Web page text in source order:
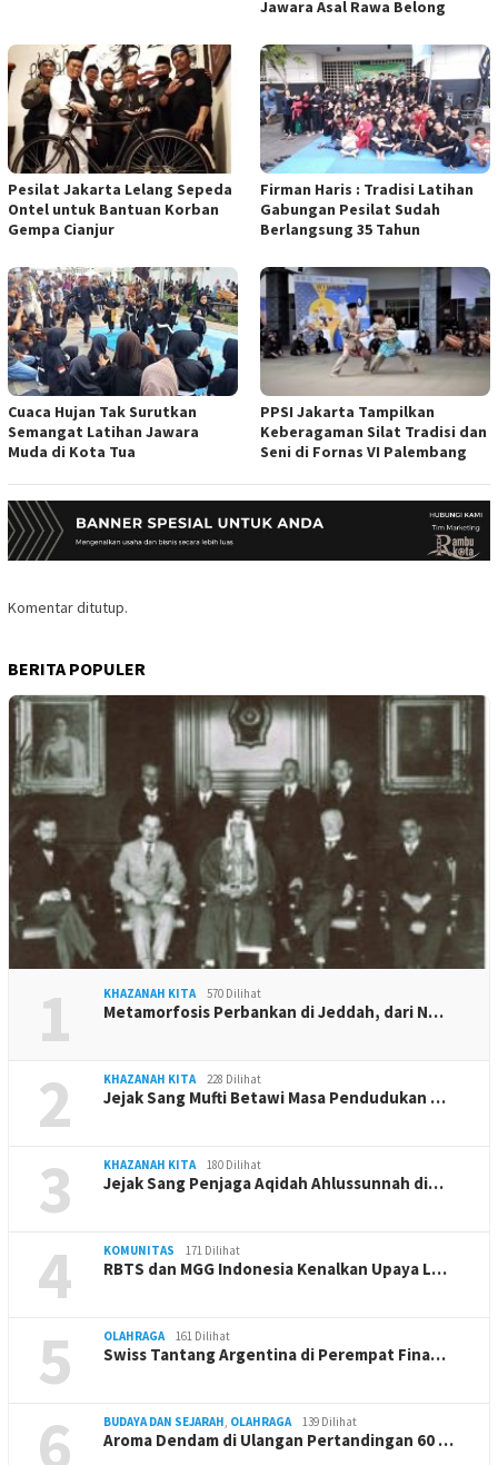
Jawara Asal Rawa Belong
Pesilat Jakarta Lelang Sepeda
Ontel untuk Bantuan Korban
Gempa Cianjur
Firman Haris : Tradisi Latihan
Gabungan Pesilat Sudah
Berlangsung 35 Tahun
Cuaca Hujan Tak Surutkan
Semangat Latihan Jawara
Muda di Kota Tua
PPSI Jakarta Tampilkan
Keberagaman Silat Tradisi dan
Seni di Fornas VI Palembang
Komentar ditutup.
BERITA POPULER
1 KHAZANAH KITA 570 Dilihat
Metamorfosis Perbankan di Jeddah, dari N…
2 KHAZANAH KITA 228 Dilihat
Jejak Sang Mufti Betawi Masa Pendudukan …
3 KHAZANAH KITA 180 Dilihat
Jejak Sang Penjaga Aqidah Ahlussunnah di…
4 KOMUNITAS 171 Dilihat
RBTS dan MGG Indonesia Kenalkan Upaya L…
5 OLAHRAGA 161 Dilihat
Swiss Tantang Argentina di Perempat Fina…
6 BUDAYA DAN SEJARAH OLAHRAGA 139 Dilihat
Aroma Dendam di Ulangan Pertandingan 60 …